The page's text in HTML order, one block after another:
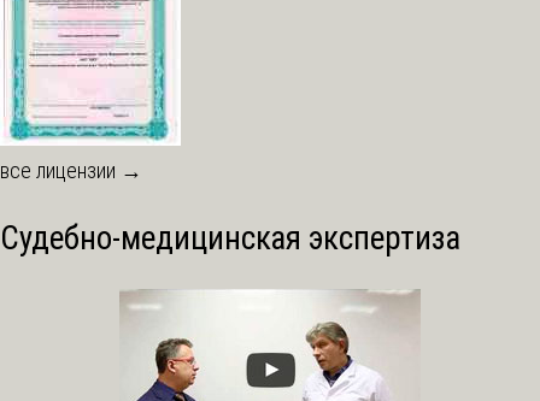
все лицензии →
Судебно-медицинская экспертиза